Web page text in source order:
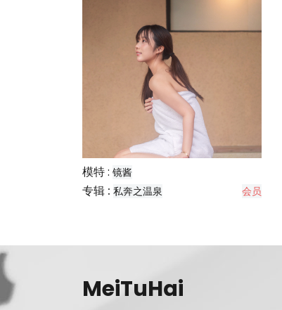
模特 : 镜酱
专辑 : 私奔之温泉 会员
MeiTuHai